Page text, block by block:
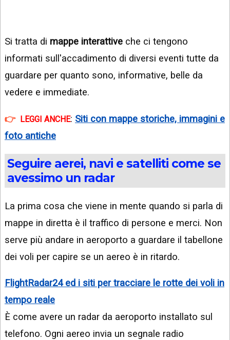
Si tratta di mappe interattive che ci tengono
informati sull'accadimento di diversi eventi tutte da
guardare per quanto sono, informative, belle da
vedere e immediate.
LEGGI ANCHE: Siti con mappe storiche, immagini e
foto antiche
Seguire aerei, navi e satelliti come se
avessimo un radar
La prima cosa che viene in mente quando si parla di
mappe in diretta è il traffico di persone e merci. Non
serve più andare in aeroporto a guardare il tabellone
dei voli per capire se un aereo è in ritardo.
FlightRadar24 ed i siti per tracciare le rotte dei voli in
tempo reale
È come avere un radar da aeroporto installato sul
telefono. Ogni aereo invia un segnale radio